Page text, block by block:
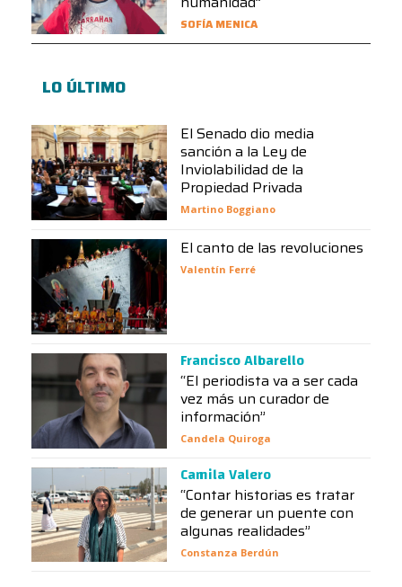
SOFÍA MENICA
LO ÚLTIMO
El Senado dio media
sanción a la Ley de
Inviolabilidad de la
Propiedad Privada
Martino Boggiano
El canto de las revoluciones
Valentín Ferré
Francisco Albarello
“El periodista va a ser cada
vez más un curador de
información”
Candela Quiroga
Camila Valero
“Contar historias es tratar
de generar un puente con
algunas realidades”
Constanza Berdún